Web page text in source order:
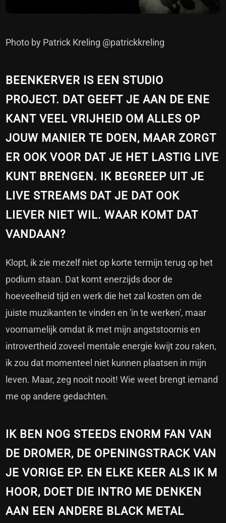
Photo by Patrick Kreling @patrickkreling
BEENKERVER IS EEN STUDIO
PROJECT. DAT GEEFT JE AAN DE ENE
KANT VEEL VRIJHEID OM ALLES OP
JOUW MANIER TE DOEN, MAAR ZORGT
ER OOK VOOR DAT JE HET LASTIG LIVE
KUNT BRENGEN. IK BEGREEP UIT JE
LIVE STREAMS DAT JE DAT OOK
LIEVER NIET WIL. WAAR KOMT DAT
VANDAAN?
Klopt, ik zie mezelf niet op korte termijn terug op het
podium staan. Dat komt enerzijds door de
hoeveelheid tijd en werk die het zal kosten om de
juiste muzikanten te vinden en 'in te werken', maar
voornamelijk omdat ik met mijn angststoornis en
introvertheid zoveel mentale energie kwijt zou raken,
ik zou dat momenteel niet kunnen plaatsen in mijn
leven. Maar, zeg nooit nooit! Wie weet brengt iemand
me op andere gedachten.
IK BEN NOG STEEDS ENORM FAN VAN
DE DROMER, DE OPENINGSTRACK VAN
JE VORIGE EP. EN ELKE KEER ALS IK M
HOOR, DOET DIE INTRO ME DENKEN
AAN EEN ANDERE BLACK METAL